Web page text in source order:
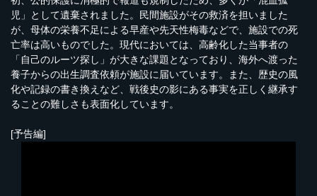
児」として遺棄されました。民間施設がその救済を担いました
が、母体の栄養不足による早産や先天性梅毒などで、施設での死
亡率は高いものでした。現代においては、高齢化した当事者の
「自己のルーツ探し」が大きな課題となっており、海外へ渡った
養子からの出生調査依頼が施設に届いています。また、歴史の風
化や記録の書き換えなど、戦後史の影にある事実を正しく継承す
ることの難しさも表面化しています。
[予告編]